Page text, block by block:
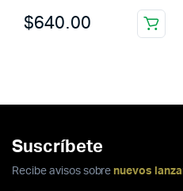
$640.00
Suscríbete
Recibe avisos sobre nuevos